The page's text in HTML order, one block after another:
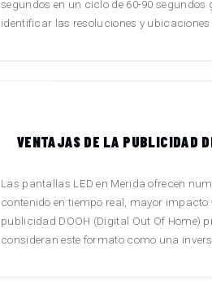
segundos en un ciclo de 60-90
identificar las resoluciones y
VENTAJAS DE LA PUBLICIDAD
Las pantallas LED en Merida ofrecen
contenido en tiempo real, mayor
publicidad DOOH (Digital Out Of Home)
consideran este formato como una